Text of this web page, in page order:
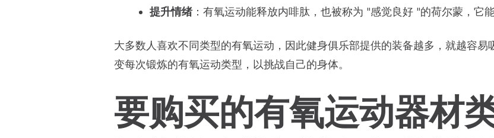
提升情绪 ：有氧运动能释放内啡肽，也被称为 "感觉良好 "的荷尔蒙，它
大多数人喜欢不同类型的有氧运动，因此健身俱乐部提供的装备越多，就越容
变每次锻炼的有氧运动类型，以挑战自己的身体。
要购买的有氧运动器材